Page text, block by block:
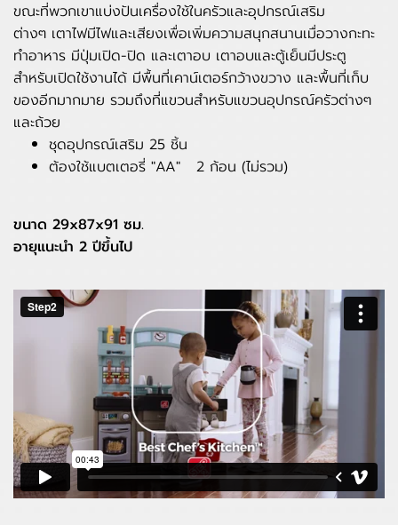
ขณะที่พวกเขาแบ่งปันเครื่องใช้ในครัวและอุปกรณ์เสริม
ต่างๆ เตาไฟมีไฟและเสียงเพื่อเพิ่มความสนุกสนานเมื่อวางกะทะ
ทำอาหาร มีปุ่มเปิด-ปิด และเตาอบ เตาอบและตู้เย็นมีประตู
สำหรับเปิดใช้งานได้ มีพื้นที่เคาน์เตอร์กว้างขวาง และพื้นที่เก็บ
ของอีกมากมาย รวมถึงที่แขวนสำหรับแขวนอุปกรณ์ครัวต่างๆ
และถ้วย
ชุดอุปกรณ์เสริม 25 ชิ้น
ต้องใช้แบตเตอรี่ "AA" 2 ก้อน (ไม่รวม)
ขนาด 29x87x91 ซม.
อายุแนะนำ 2 ปีขึ้นไป